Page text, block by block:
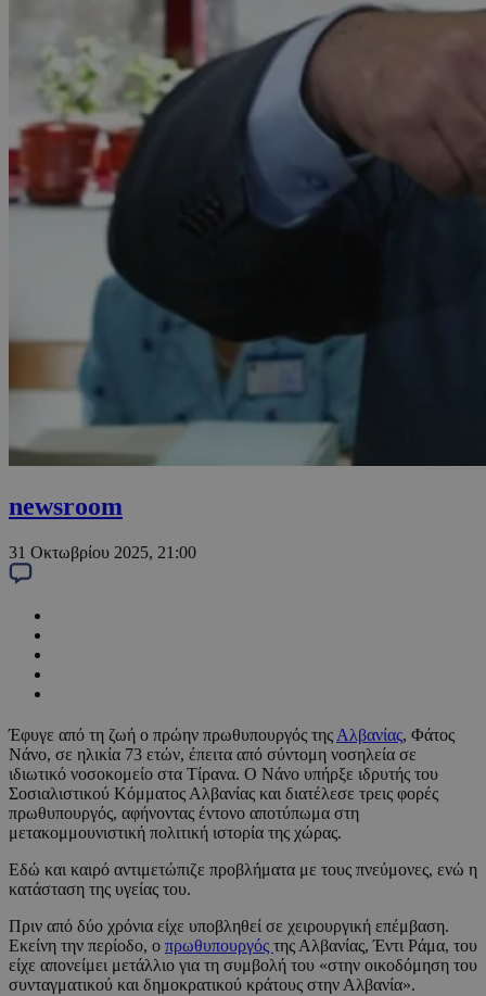
newsroom
31 Οκτωβρίου 2025, 21:00
Έφυγε από τη ζωή ο πρώην πρωθυπουργός της Αλβανίας, Φάτος
Νάνο, σε ηλικία 73 ετών, έπειτα από σύντομη νοσηλεία σε
ιδιωτικό νοσοκομείο στα Τίρανα. Ο Νάνο υπήρξε ιδρυτής του
Σοσιαλιστικού Κόμματος Αλβανίας και διατέλεσε τρεις φορές
πρωθυπουργός, αφήνοντας έντονο αποτύπωμα στη
μετακομμουνιστική πολιτική ιστορία της χώρας.
Εδώ και καιρό αντιμετώπιζε προβλήματα με τους πνεύμονες, ενώ η
κατάσταση της υγείας του.
Πριν από δύο χρόνια είχε υποβληθεί σε χειρουργική επέμβαση.
Εκείνη την περίοδο, ο πρωθυπουργός της Αλβανίας, Έντι Ράμα, του
είχε απονείμει μετάλλιο για τη συμβολή του «στην οικοδόμηση του
συνταγματικού και δημοκρατικού κράτους στην Αλβανία».